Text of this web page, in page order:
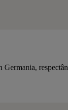
Germania,